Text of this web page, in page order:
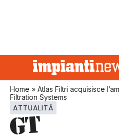
Home » Atlas Filtri acquisisce
Filtration Systems
ATTUALITÀ